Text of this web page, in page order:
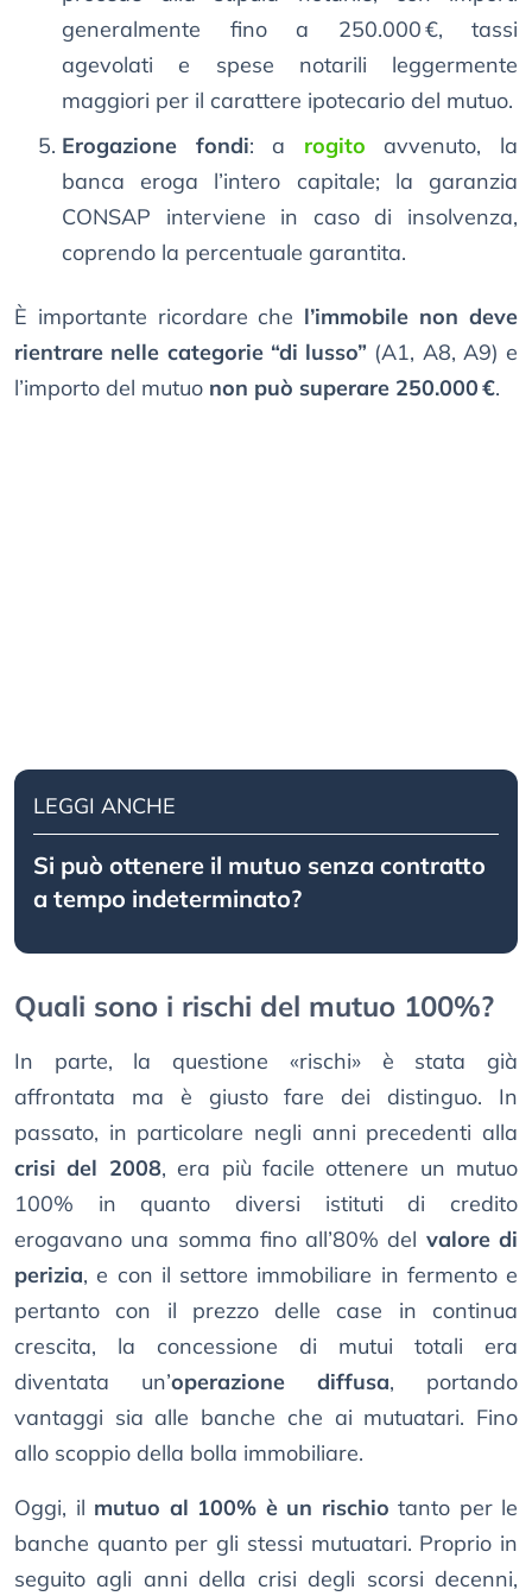
generalmente fino a 250.000 €, tassi
agevolati e spese notarili leggermente
maggiori per il carattere ipotecario del mutuo.
Erogazione fondi: a rogito avvenuto, la
banca eroga l’intero capitale; la garanzia
CONSAP interviene in caso di insolvenza,
coprendo la percentuale garantita.
È importante ricordare che l’immobile non deve
rientrare nelle categorie “di lusso” (A1, A8, A9) e
l’importo del mutuo non può superare 250.000 €.
LEGGI ANCHE
Si può ottenere il mutuo senza contratto
a tempo indeterminato?
Quali sono i rischi del mutuo 100%?
In parte, la questione «rischi» è stata già
affrontata ma è giusto fare dei distinguo. In
passato, in particolare negli anni precedenti alla
crisi del 2008, era più facile ottenere un mutuo
100% in quanto diversi istituti di credito
erogavano una somma fino all’80% del valore di
perizia, e con il settore immobiliare in fermento e
pertanto con il prezzo delle case in continua
crescita, la concessione di mutui totali era
diventata un’operazione diffusa, portando
vantaggi sia alle banche che ai mutuatari. Fino
allo scoppio della bolla immobiliare.
Oggi, il mutuo al 100% è un rischio tanto per le
banche quanto per gli stessi mutuatari. Proprio in
seguito agli anni della crisi degli scorsi decenni,